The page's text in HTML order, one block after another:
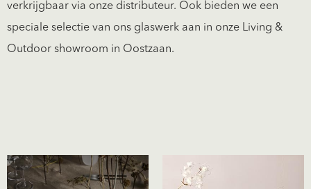
verkrijgbaar via onze distributeur. Ook bieden we een
speciale selectie van ons glaswerk aan in onze Living &
Outdoor showroom in Oostzaan.